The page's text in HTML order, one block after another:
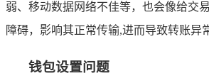
弱、移动数据网络不佳等，也会像给交
障碍，影响其正常传输,进而导致转账异
钱包设置问题